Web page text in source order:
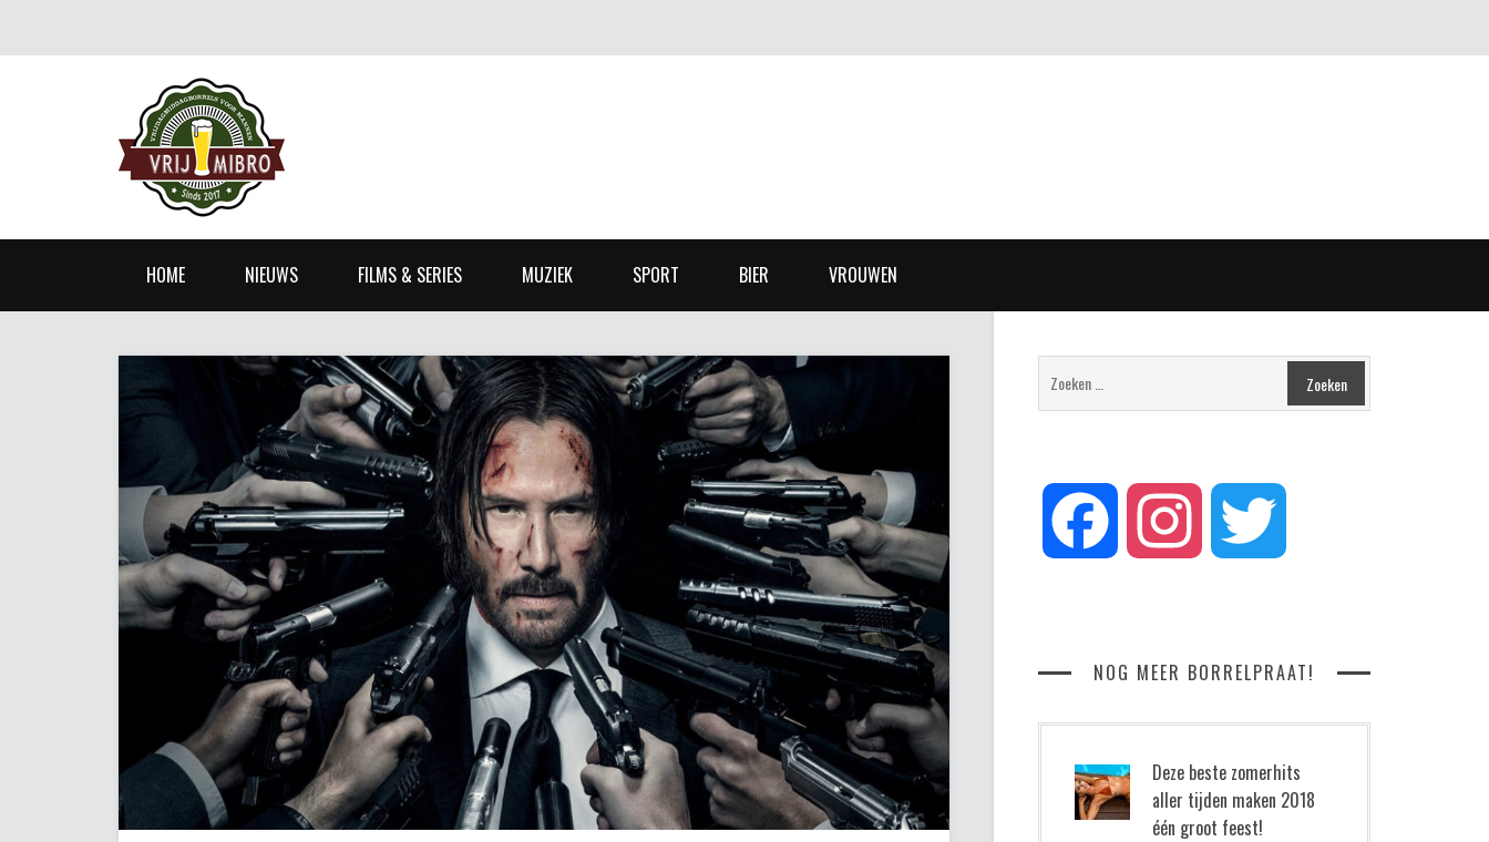
HOME NIEUWS FILMS & SERIES MUZIEK SPORT BIER VROUWEN
Facebook Instagram
NOG MEER BORRELPRAAT!
Deze beste zomerhits
aller tijden maken 2018
één groot feest!